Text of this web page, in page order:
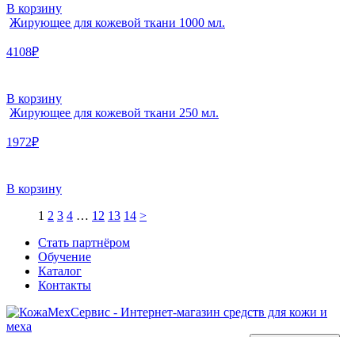
В корзину
Жирующее для кожевой ткани 1000 мл.
4108₽
В корзину
Жирующее для кожевой ткани 250 мл.
1972₽
В корзину
1 2 3 4 … 12 13 14 >
Стать партнёром
Обучение
Каталог
Контакты